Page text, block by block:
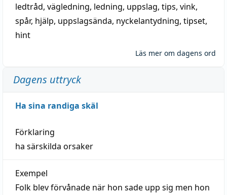
ledtråd, vägledning, ledning, uppslag, tips, vink,
spår, hjälp, uppslagsända, nyckelantydning, tipset,
hint
Läs mer om dagens ord
Dagens uttryck
Ha sina randiga skäl
Förklaring
ha särskilda orsaker
Exempel
Folk blev förvånade när hon sade upp sig men hon